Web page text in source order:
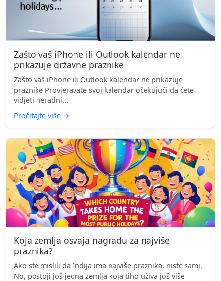
Zašto vaš iPhone ili Outlook kalendar ne
prikazuje državne praznike
Zašto vaš iPhone ili Outlook kalendar ne prikazuje
praznike Provjeravate svoj kalendar očekujući da ćete
vidjeti neradni...
Pročitajte više →
Koja zemlja osvaja nagradu za najviše
praznika?
Ako ste mislili da Indija ima najviše praznika, niste sami.
No, postoji još jedna zemlja koja tiho uživa još više